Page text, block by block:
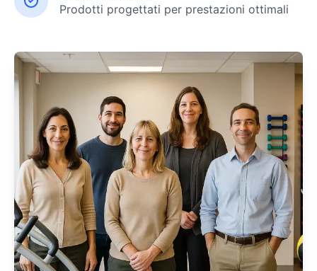
Prodotti progettati per prestazioni ottimali